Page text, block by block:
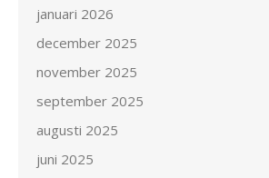
januari 2026
december 2025
november 2025
september 2025
augusti 2025
juni 2025